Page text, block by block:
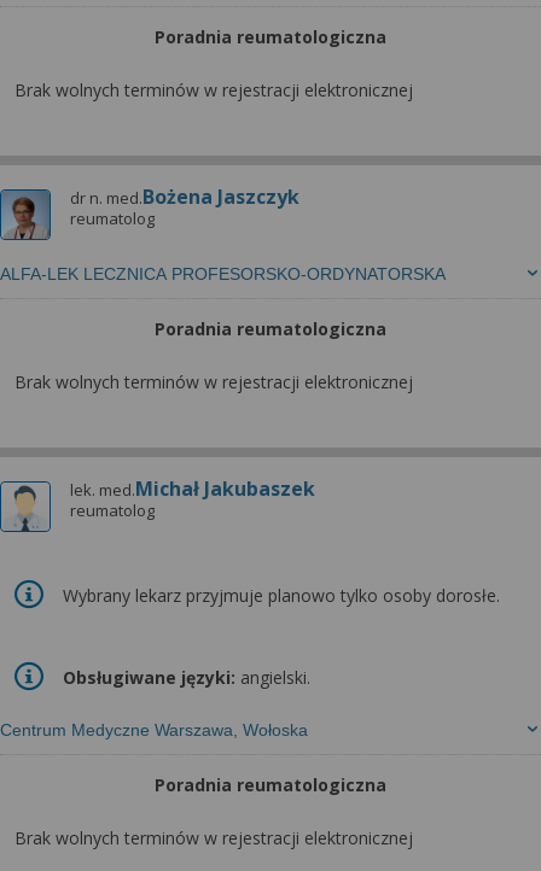
Poradnia reumatologiczna
Brak wolnych terminów w rejestracji elektronicznej
dr n. med.Bożena Jaszczyk
reumatolog
ALFA-LEK LECZNICA PROFESORSKO-ORDYNATORSKA
Poradnia reumatologiczna
Brak wolnych terminów w rejestracji elektronicznej
lek. med.Michał Jakubaszek
reumatolog
Centrum Medyczne Warszawa, Wołoska
Wybrany lekarz przyjmuje planowo tylko osoby dorosłe.
Obsługiwane języki: angielski.
Poradnia reumatologiczna
Brak wolnych terminów w rejestracji elektronicznej